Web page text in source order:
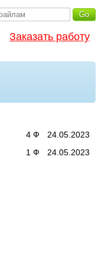
Заказать работу
24.05.2023
4 Ф
24.05.2023
1 Ф